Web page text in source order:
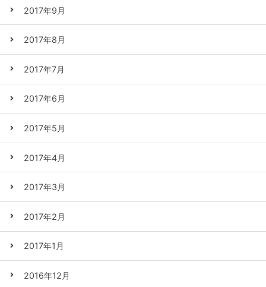
2017年9月
2017年8月
2017年7月
2017年6月
2017年5月
2017年4月
2017年3月
2017年2月
2017年1月
2016年12月